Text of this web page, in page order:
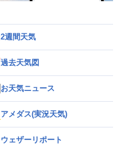
2週間天気
過去天気図
お天気ニュース
アメダス(実況天気)
ウェザーリポート